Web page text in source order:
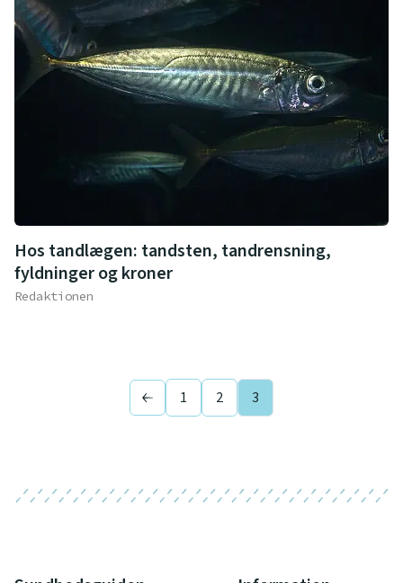
Hos tandlægen: tandsten, tandrensning,
fyldninger og kroner
Redaktionen
Previous page
1 2 3